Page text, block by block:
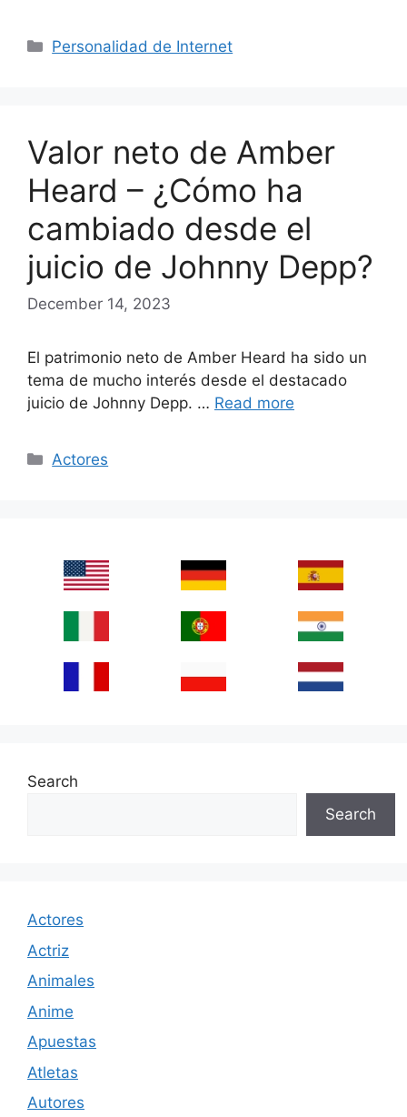
Categories
Personalidad de Internet
Valor neto de Amber
Heard – ¿Cómo ha
cambiado desde el
juicio de Johnny Depp?
December 14, 2023
El patrimonio neto de Amber Heard ha sido un
tema de mucho interés desde el destacado
juicio de Johnny Depp. … Read more
Categories
Actores
Search
Search
Actores
Actriz
Animales
Anime
Apuestas
Atletas
Autores